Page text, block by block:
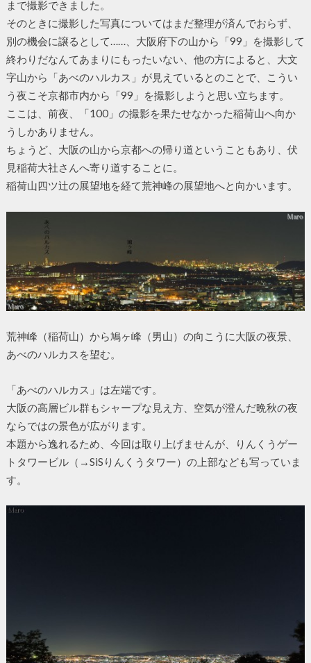
まで撮影できました。
そのときに撮影した写真についてはまだ整理が済んでおらず、
別の機会に譲るとして……、大阪府下の山から「99」を撮影して
終わりだなんてあまりにもったいない、他の方によると、大文
字山から「あべのハルカス」が見えているとのことで、こうい
う夜こそ京都市内から「99」を撮影しようと思い立ちます。
ここは、前夜、「100」の撮影を果たせなかった稲荷山へ向か
うしかありません。
ちょうど、大阪の山から京都への帰り道ということもあり、伏
見稲荷大社さんへ寄り道することに。
稲荷山四ツ辻の展望地を経て荒神峰の展望地へと向かいます。
荒神峰（稲荷山）から鳩ヶ峰（男山）の向こうに大阪の夜景、
あべのハルカスを望む。
「あべのハルカス」は左端です。
大阪の高層ビル群もシャープな見え方、空気が澄んだ晩秋の夜
ならではの景色が広がります。
本題から逸れるため、今回は取り上げませんが、りんくうゲー
トタワービル（→SiSりんくうタワー）の上部なども写っていま
す。